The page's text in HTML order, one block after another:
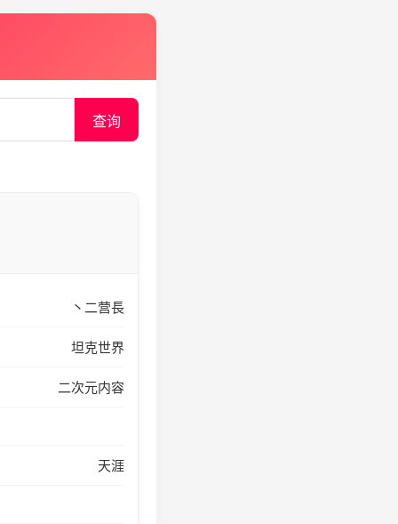
查询
丶二营長
坦克世界
二次元内容
天涯